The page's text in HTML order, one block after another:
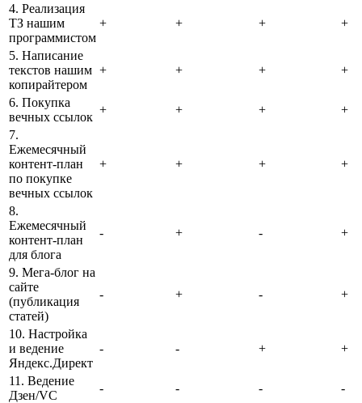
4. Реализация
ТЗ нашим
программистом
+ + + +
5. Написание
текстов нашим
копирайтером
+ + + +
6. Покупка
вечных ссылок
+ + +
+
7.
Ежемесячный
контент-план
по покупке
вечных ссылок
+ + + +
8.
Ежемесячный
контент-план
для блога
- + - +
9. Мега-блог на
сайте
(публикация
статей)
- + - +
10. Настройка
и ведение
Яндекс.Директ
- - + +
11. Ведение
Дзен/VC
- - -
-